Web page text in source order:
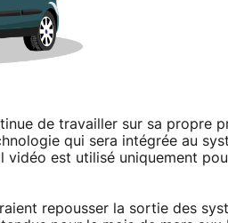
de travailler sur sa propre
qui sera intégrée au
vidéo est utilisé uniquement
repousser la sortie des